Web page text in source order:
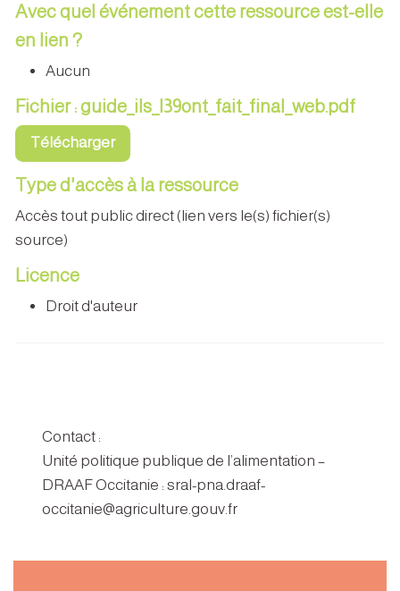
Avec quel événement cette ressource est-elle
en lien ?
Aucun
Fichier : guide_ils_l39ont_fait_final_web.pdf
Télécharger
Type d'accès à la ressource
Accès tout public direct (lien vers le(s) fichier(s)
source)
Licence
Droit d'auteur
Contact :
Unité politique publique de l’alimentation –
DRAAF Occitanie : sral-pna.draaf-
occitanie@agriculture.gouv.fr